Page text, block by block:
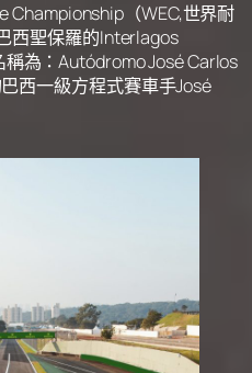
Championship（WEC,世界耐
西聖保羅的Interlagos
為：Autódromo José Carlos
西一級方程式賽車手José